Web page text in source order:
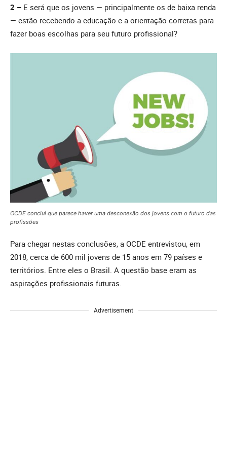
2 – E será que os jovens — principalmente os de baixa renda
— estão recebendo a educação e a orientação corretas para
fazer boas escolhas para seu futuro profissional?
OCDE conclui que parece haver uma desconexão dos jovens com o futuro das
profissões
Para chegar nestas conclusões, a OCDE entrevistou, em
2018, cerca de 600 mil jovens de 15 anos em 79 países e
territórios. Entre eles o Brasil. A questão base eram as
aspirações profissionais futuras.
Advertisement